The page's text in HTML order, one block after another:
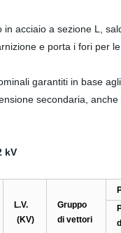
acciaio a sezione L,
e porta i fori per
garantiti in base
secondaria,
kV
L.V.
(KV)
Gruppo
di vettori